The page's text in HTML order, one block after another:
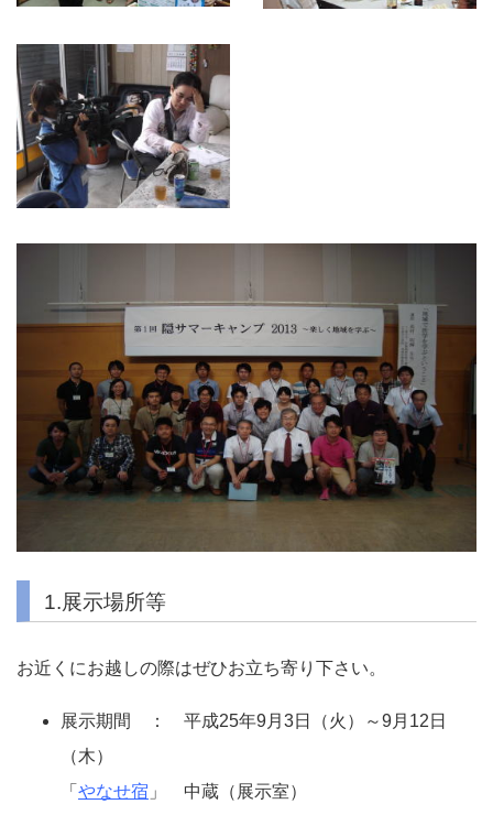
1.展示場所等
お近くにお越しの際はぜひお立ち寄り下さい。
展示期間 ： 平成25年9月3日（火）～9月12日
（木）
「 やなせ宿 」 中蔵（展示室）